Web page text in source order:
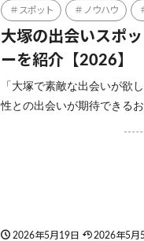
スポット ノウハウ
大塚の出会いスポ
ーを紹介【2026】
「大塚で素敵な出会いが欲
性との出会いが期待できる
2026年5月19日 2026年5月